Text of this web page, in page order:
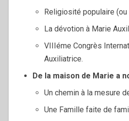
Religiosité populaire
La dévotion à Marie
VIIIéme Congrès
Auxiliatrice.
De la maison de Marie a
Un chemin à la mesure
Une Famille faite de